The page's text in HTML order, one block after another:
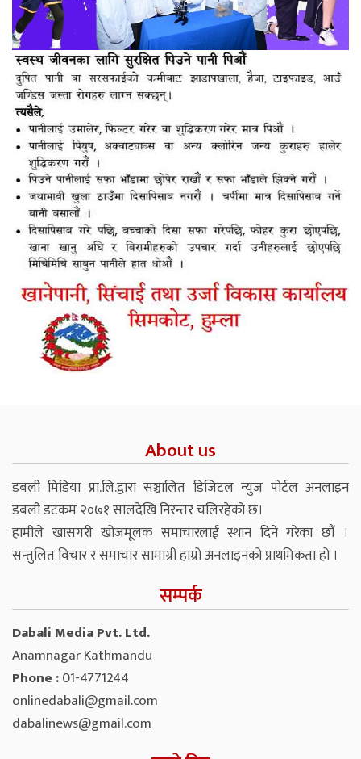
About us
डबली मिडिया प्रा.लि.द्वारा सञ्चालित डिजिटल न्युज पोर्टल अनलाइन
डबली डटकम २०७१ सालदेखि निरन्तर चलिरहेको छ।
हामीले खासगरी खोजमूलक समाचारलाई स्थान दिने गरेका छौं ।
सन्तुलित विचार र समाचार सामाग्री हाम्रो अनलाइनको प्राथमिकता हो ।
सम्पर्क
Dabali Media Pvt. Ltd.
Anamnagar Kathmandu
Phone :01-4771244
onlinedabali@gmail.com
dabalinews@gmail.com